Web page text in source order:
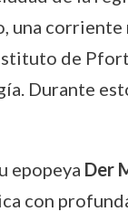
de
Durante
epopeya Der
con